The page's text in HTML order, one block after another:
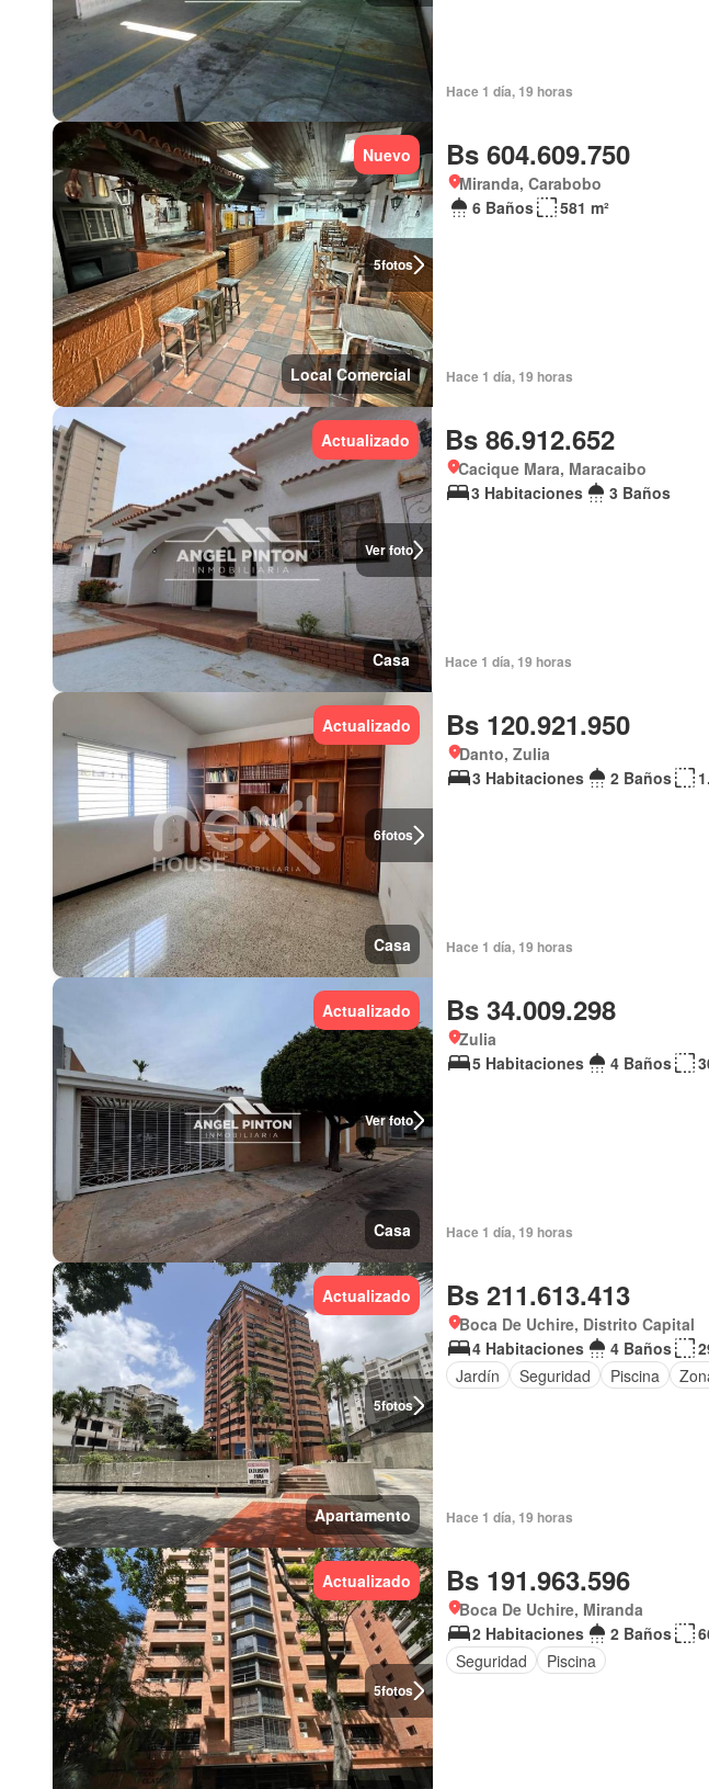
Hace 1 día, 19 horas
5fotos
Nuevo
Local Comercial
Bs 604.609.750
Miranda, Carabobo
6 Baños
581 m²
Hace 1 día, 19 horas
Ver foto
Actualizado
Casa
Bs 86.912.652
Cacique Mara, Maracaibo
3 Habitaciones
3 Baños
Hace 1 día, 19 horas
6fotos
Actualizado
Casa
Bs 120.921.950
Danto, Zulia
3 Habitaciones
2 Baños
Hace 1 día, 19 horas
Ver foto
Actualizado
Casa
Bs 34.009.298
Zulia
5 Habitaciones
4 Baños
Hace 1 día, 19 horas
5fotos
Actualizado
Apartamento
Bs 211.613.413
Boca De Uchire, Distrito Capital
4 Habitaciones
4 Baños
Jardín
Seguridad Piscina
Hace 1 día, 19 horas
5fotos
Actualizado Bs 191.963.596
Boca De Uchire, Miranda
2 Habitaciones
2 Baños
Seguridad
Piscina